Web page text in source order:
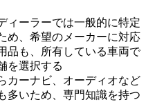
ィーラーでは一般的に特定
め、希望のメーカーに対応
品も、所有している車両で
を選択する
カーナビ、オーディオなど
多いため、専門知識を持つ